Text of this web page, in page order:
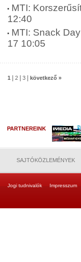
MTI:
12:40
MTI: Snack
17 10:05
1 2 3 következő »
PARTNEREINK
SAJTÓKÖZLEMÉNYEK
Jogi tudnivalók Impresszum